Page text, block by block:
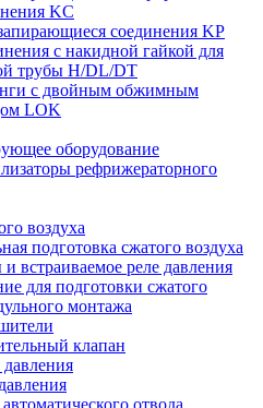
KC
соединения KP
с накидной гайкой для
трубы H/DL/DT
с двойным обжимным
LOK
оборудование
рефрижераторного
воздуха
подготовка сжатого воздуха
встраиваемое реле давления
для подготовки сжатого
монтажа
клапан
отвода